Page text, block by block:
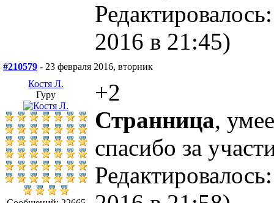
2016 в 21:45)
#210579 - 23 февраля 2016, вторник
Костя Л.
Гуру
+2
Странница,
спасибо за